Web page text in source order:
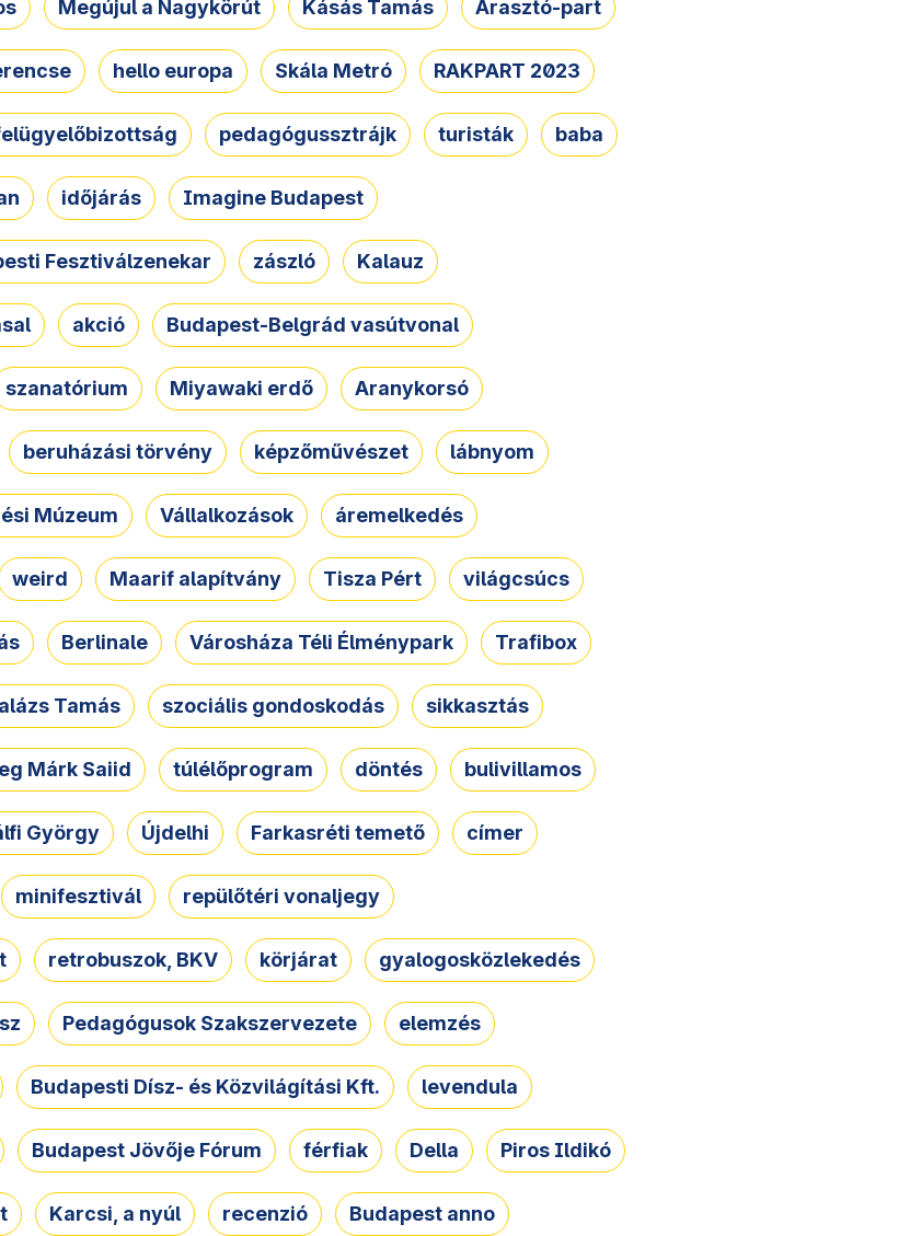
Megújul a Nagykörút Kásás Tamás Árasztó-part
hello europa Skála Metró RAKPART 2023
pedagógussztrájk turisták baba
időjárás Imagine Budapest
Fesztiválzenekar zászló Kalauz
akció Budapest-Belgrád vasútvonal
szanatórium Miyawaki erdő Aranykorsó
beruházási törvény képzőművészet lábnyom
Múzeum Vállalkozások áremelkedés
weird Maarif alapítvány Tisza Pért világcsúcs
Berlinale Városháza Téli Élménypark Trafibox
Tamás szociális gondoskodás sikkasztás
Márk Saiid túlélőprogram döntés bulivillamos
György Újdelhi Farkasréti temető címer
minifesztivál repülőtéri vonaljegy
retrobuszok, BKV körjárat gyalogosközlekedés
Pedagógusok Szakszervezete elemzés
Budapesti Dísz- és Közvilágítási Kft. levendula
Budapest Jövője Fórum férfiak Della Piros Ildikó
Karcsi, a nyúl recenzió Budapest anno